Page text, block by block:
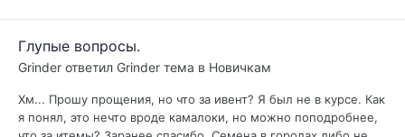
Глупые вопросы.
Grinder ответил Grinder тема в Новичкам
Хм... Прошу прощения, но что за ивент? Я был не в курсе. Как
я понял, это нечто вроде камалоки, но можно поподробнее,